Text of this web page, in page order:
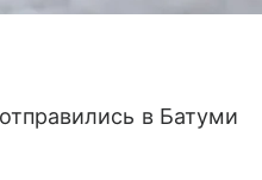
в Батуми